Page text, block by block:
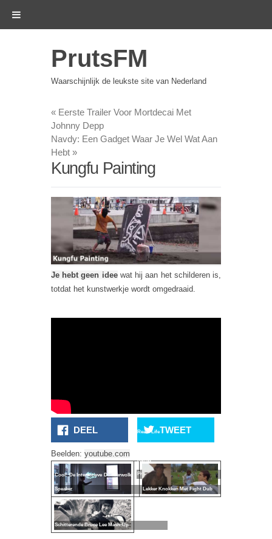
PrutsFM
Waarschijnlijk de leukste site van Nederland
« Eerste Trailer Voor Mortdecai Met
Johnny Depp
Navdy: Een Gadget Waar Je Wel Wat Aan
Hebt »
Kungfu Painting
Je hebt geen ideewat hij aan het schilderen is,
totdat het kunstwerkje wordt omgedraaid.
DEEL TWEET
Beelden: youtube.com
Cool! De Interactieve Donderwolk
Speaker
Real Life
Kunst
Project
Lekker Knokken Met Fight Dub
Schitterende Bruce Lee Mash-Up